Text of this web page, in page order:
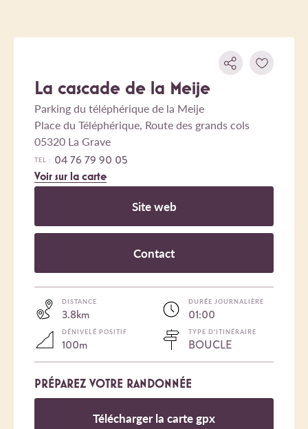
La cascade de la Meije
Parking du téléphérique de la Meije
Place du Téléphérique, Route des grands cols
05320 La Grave
TEL : 04 76 79 90 05
Voir sur la carte
Site web
Contact
DISTANCE
3.8km
DURÉE JOURNALIÈRE
01:00
DÉNIVELÉ POSITIF
100m
TYPE D'ITINÉRAIRE
BOUCLE
PRÉPAREZ VOTRE RANDONNÉE
Télécharger la carte gpx